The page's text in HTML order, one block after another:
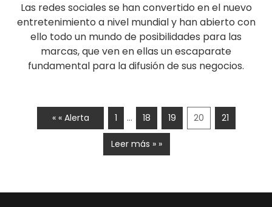
Las redes sociales se han convertido en el nuevo
entretenimiento a nivel mundial y han abierto con
ello todo un mundo de posibilidades para las
marcas, que ven en ellas un escaparate
fundamental para la difusión de sus negocios.
« « Alerta 1 … 18 19 20 21
Leer más » »